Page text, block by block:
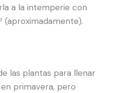
a la intemperie con
(aproximadamente).
las plantas para llenar
primavera, pero